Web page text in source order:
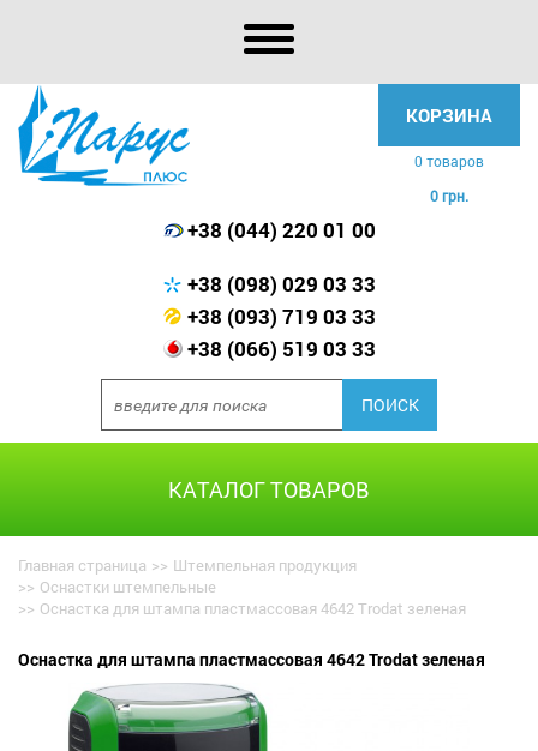
КОРЗИНА
0 товаров
0 грн.
+38 (044) 220 01 00
+38 (098) 029 03 33
+38 (093) 719 03 33
+38 (066) 519 03 33
КАТАЛОГ ТОВАРОВ
Главная страница >> Штемпельная продукция
>> Оснастки штемпельные
>> Оснастка для штампа пластмассовая 4642 Trodat зеленая
Оснастка для штампа пластмассовая 4642 Trodat зеленая